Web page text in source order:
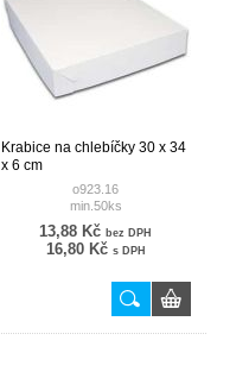
Krabice na chlebíčky 30 x 34
x 6 cm
o923.16
min.50ks
13,88 Kč bez DPH
16,80 Kč s DPH